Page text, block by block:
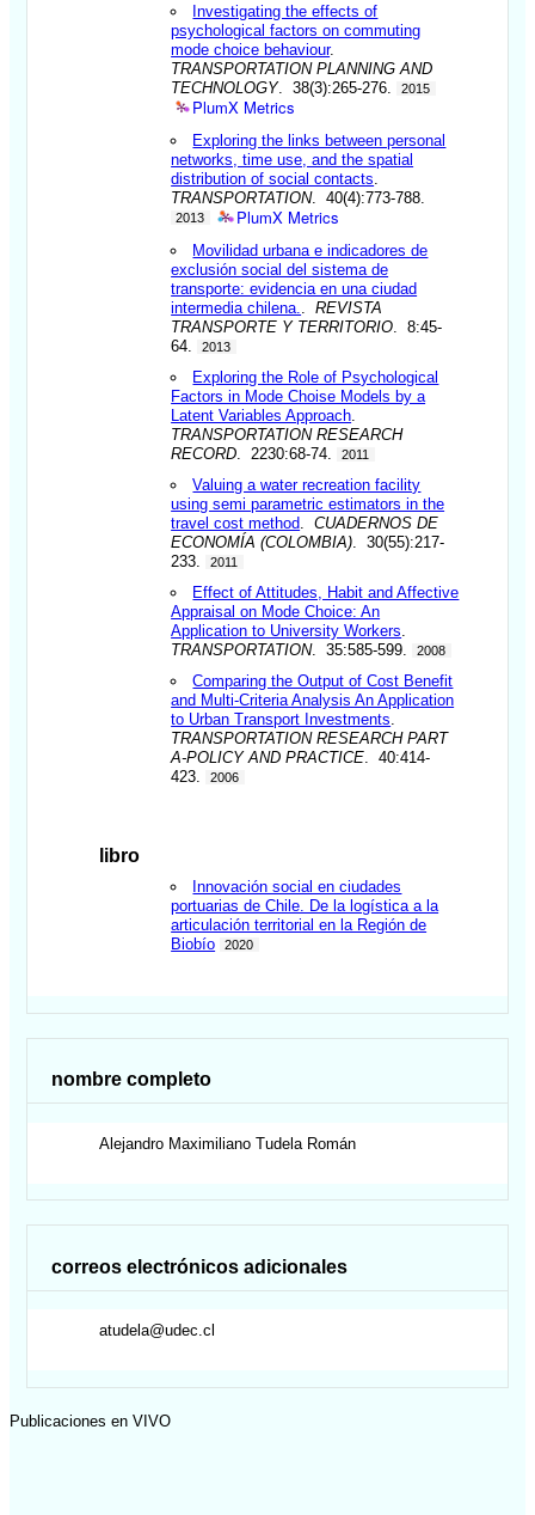
Investigating the effects of
psychological factors on commuting
mode choice behaviour.
TRANSPORTATION PLANNING AND
TECHNOLOGY. 38(3):265-276. 2015
PlumX Metrics
Exploring the links between personal
networks, time use, and the spatial
distribution of social contacts
TRANSPORTATION. 40(4):773-788.
2013 PlumX Metrics
Movilidad urbana e indicadores de
exclusión social del sistema de
transporte: evidencia en una ciudad
intermedia chilena.
.REVISTA
TRANSPORTE Y TERRITORIO . 8:45-
64.
2013
Exploring the Role of Psychological
Factors in Mode Choise Models by a
Latent Variables Approach
TRANSPORTATION RESEARCH
RECORD . 2230:68-74. 2011
Valuing a water recreation facility
using semi parametric estimators in the
travel cost method .CUADERNOS DE
ECONOMÍA (COLOMBIA) . 30(55):217-
233.
2011
Effect of Attitudes, Habit and Affective
Appraisal on Mode Choice: An
Application to University Workers
TRANSPORTATION. 35:585-599. 2008
Comparing the Output of Cost Benefit
and Multi-Criteria Analysis An Application
to Urban Transport Investments
TRANSPORTATION RESEARCH PART
A-POLICY AND PRACTICE . 40:414-
423.
2006
libro
Innovación social en ciudades
portuarias de Chile. De la logística a la
articulación territorial en la Región de
Biobío
2020
nombre completo
Alejandro Maximiliano Tudela Román
correos electrónicos adicionales
atudela@udec.cl
Publicaciones en VIVO